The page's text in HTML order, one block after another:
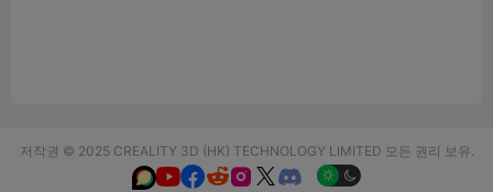
저작권 © 2025 CREALITY 3D (HK) TECHNOLOGY LIMITED 모든 권리 보유.
  